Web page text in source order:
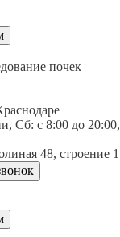
почек
Сб: c 8:00 до 20:00,
48, строение 1